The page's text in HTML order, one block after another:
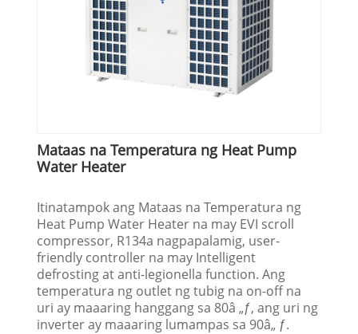
Mataas na Temperatura ng Heat Pump
Water Heater
Itinatampok ang Mataas na Temperatura ng
Heat Pump Water Heater na may EVI scroll
compressor, R134a nagpapalamig, user-
friendly controller na may Intelligent
defrosting at anti-legionella function. Ang
temperatura ng outlet ng tubig na on-off na
uri ay maaaring hanggang sa 80â „ƒ, ang uri ng
inverter ay maaaring lumampas sa 90â„ ƒ.